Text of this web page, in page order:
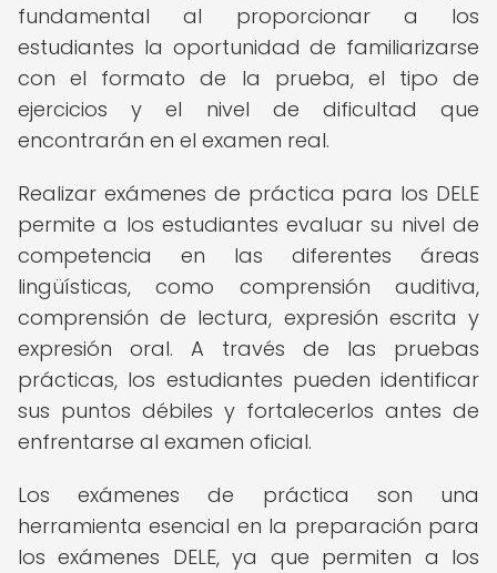
fundamental al proporcionar a los
estudiantes la oportunidad de familiarizarse
con el formato de la prueba, el tipo de
ejercicios y el nivel de dificultad que
encontrarán en el examen real.
Realizar exámenes de práctica para los DELE
permite a los estudiantes evaluar su nivel de
competencia en las diferentes áreas
lingüísticas, como comprensión auditiva,
comprensión de lectura, expresión escrita y
expresión oral. A través de las pruebas
prácticas, los estudiantes pueden identificar
sus puntos débiles y fortalecerlos antes de
enfrentarse al examen oficial.
Los exámenes de práctica son una
herramienta esencial en la preparación para
los exámenes DELE, ya que permiten a los